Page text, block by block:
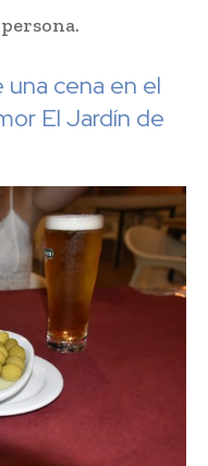
cena en el
El Jardín de